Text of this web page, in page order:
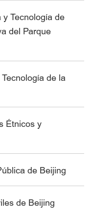
Tecnología de
del Parque
de la
Étnicos y
de Beijing
de Beijing